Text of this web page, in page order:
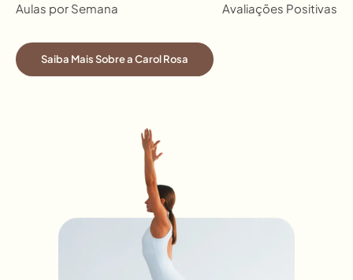
Aulas por Semana Avaliações Positivas
Saiba Mais Sobre a Carol Rosa